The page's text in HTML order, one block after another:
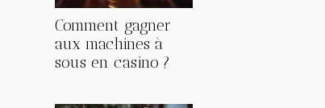
Comment gagner
aux machines à
sous en casino ?